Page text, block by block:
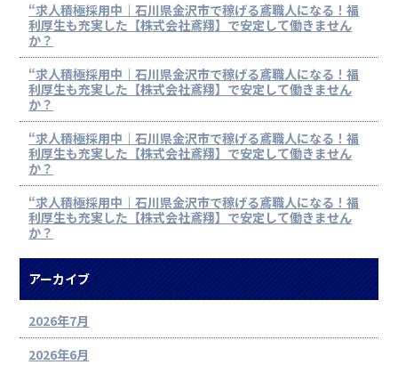
“求人積極採用中｜石川県金沢市で稼げる鳶職人になる！福
利厚生も充実した【株式会社鳶翔】で安定して働きません
か？
“求人積極採用中｜石川県金沢市で稼げる鳶職人になる！福
利厚生も充実した【株式会社鳶翔】で安定して働きません
か？
“求人積極採用中｜石川県金沢市で稼げる鳶職人になる！福
利厚生も充実した【株式会社鳶翔】で安定して働きません
か？
“求人積極採用中｜石川県金沢市で稼げる鳶職人になる！福
利厚生も充実した【株式会社鳶翔】で安定して働きません
か？
アーカイブ
2026年7月
2026年6月